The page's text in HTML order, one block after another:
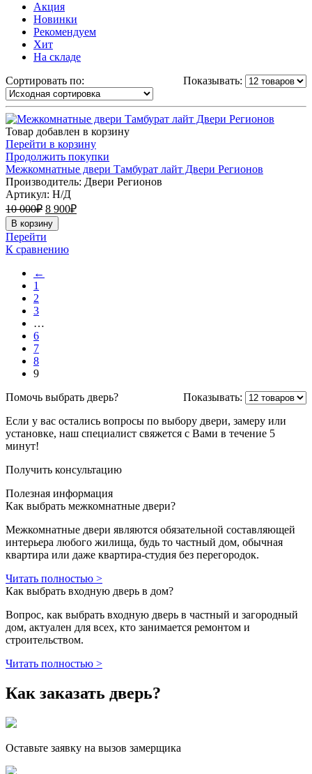
Акция
Новинки
Рекомендуем
Хит
На складе
Показывать:
Сортировать по:
Товар добавлен в корзину
Перейти в корзину
Продолжить покупки
Межкомнатные двери Тамбурат лайт Двери Регионов
Производитель: Двери Регионов
Артикул: Н/Д
10 000₽ 8 900₽
В корзину
Перейти
К сравнению
←
1
2
3
…
6
7
8
9
Показывать:
Помочь выбрать дверь?
Если у вас остались вопросы по выбору двери, замеру или
установке, наш специалист свяжется с Вами в течение 5
минут!
Получить консультацию
Полезная информация
Как выбрать межкомнатные двери?
Межкомнатные двери являются обязательной составляющей
интерьера любого жилища, будь то частный дом, обычная
квартира или даже квартира-студия без перегородок.
Читать полностью >
Как выбрать входную дверь в дом?
Вопрос, как выбрать входную дверь в частный и загородный
дом, актуален для всех, кто занимается ремонтом и
строительством.
Читать полностью >
Как заказать дверь?
Оставьте заявку на вызов замерщика